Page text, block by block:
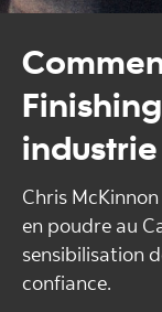
industrie
Chris
en poudre au
sensibilisation
confiance.